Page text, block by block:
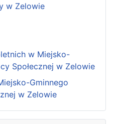
w Zelowie
w Miejsko-
Społecznej w Zelowie
Gminnego
w Zelowie